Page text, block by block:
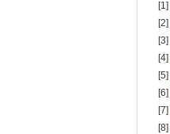
[1]
[2]
[3]
[4]
[5]
[6]
[7]
[8]